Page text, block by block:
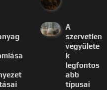
A
szervetlen
vegyülete
k
legfontos
abb
típusai